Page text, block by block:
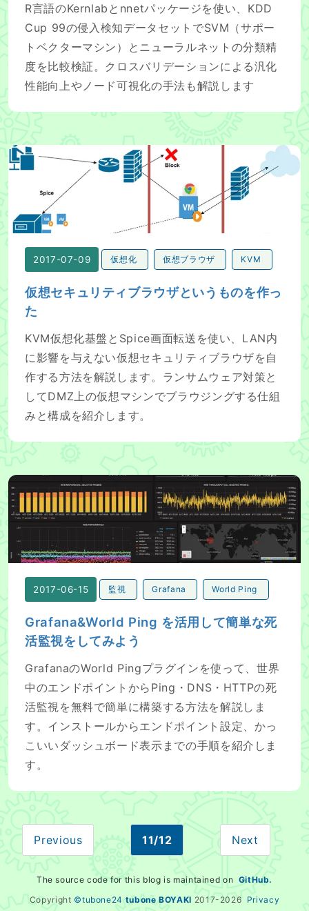
R言語のKernlabとnnetパッケージを使い、KDD
Cup 99の侵入検知データセットでSVM（サポー
トベクターマシン）とニューラルネットの分類精
度を比較検証。クロスバリデーションによる汎化
性能向上やノード可視化の手法も解説します
仮想セキュリティブラウザというものを作った
2017-07-09 仮想化 仮想ブラウザ KVM
仮想セキュリティブラウザというものを作っ
た
KVM仮想化基盤とSpice画面転送を使い、LAN内
に影響を与えない仮想セキュリティブラウザを自
作する方法を解説します。ランサムウェア対策と
してDMZ上の仮想マシンでブラウジングする仕組
みと構成を紹介します。
Grafana&World Ping を活用して簡単な死活監視をして
2017-06-15 監視 Grafana World Ping
Grafana&World Ping を活用して簡単な死
活監視をしてみよう
GrafanaのWorld Pingプラグインを使って、世界
中のエンドポイントからPing・DNS・HTTPの死
活監視を無料で簡単に構築する方法を解説しま
す。インストールからエンドポイント設定、かっ
こいいダッシュボード表示までの手順を紹介しま
す。
Previous 11/12 Next
The source code for this blog is maintained on GitHub.
Copyright ©tubone24 tubone BOYAKI 2017- 2026 Privacy